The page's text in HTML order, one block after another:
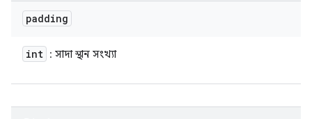
padding
int : সাদা স্থান সংখ্যা